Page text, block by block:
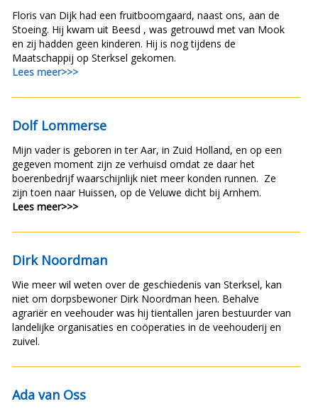
Floris van Dijk had een fruitboomgaard, naast ons, aan de
Stoeing. Hij kwam uit Beesd , was getrouwd met van Mook
en zij hadden geen kinderen. Hij is nog tijdens de
Maatschappij op Sterksel gekomen.
Lees meer>>>
Dolf Lommerse
Mijn vader is geboren in ter Aar, in Zuid Holland, en op een
gegeven moment zijn ze verhuisd omdat ze daar het
boerenbedrijf waarschijnlijk niet meer konden runnen. Ze
zijn toen naar Huissen, op de Veluwe dicht bij Arnhem.
Lees meer>>>
Dirk Noordman
Wie meer wil weten over de geschiedenis van Sterksel, kan
niet om dorpsbewoner Dirk Noordman heen. Behalve
agrariër en veehouder was hij tientallen jaren bestuurder van
landelijke organisaties en coöperaties in de veehouderij en
zuivel.
Ada van Oss